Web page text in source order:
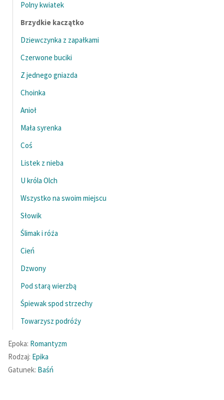
Zasady wykorzystania
Logotypy
Materiały promocyjne
Polityka prywatności
Regulamin biblioteki
Dane fundacji i
sprawozdania finansowe
Regulamin darowizn
Informacja o treściach
wrażliwych
Deklaracja dostępności
Polny kwiatek
Brzydkie kaczątko
Dziewczynka z zapałkami
Czerwone buciki
Z jednego gniazda
Choinka
Anioł
Mała syrenka
Coś
Listek z nieba
U króla Olch
Wszystko na swoim miejscu
Słowik
Ślimak i róża
Cień
Dzwony
Pod starą wierzbą
Śpiewak spod strzechy
Towarzysz podróży
Epoka: Romantyzm
Rodzaj: Epika
Gatunek: Baśń